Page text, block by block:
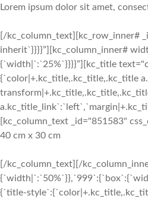
Lorem ipsum dolor sit amet,
[/kc_column_text][kc_row_inner#
inherit`}}}}”][kc_column_inner#
{`width|`:`25%`}}}}”][kc_title
{`color|+.kc_title,.kc_title,.kc_title
[kc_column_text _id="851583"
40 cm x 30 cm
[/kc_column_text][/
{`title-